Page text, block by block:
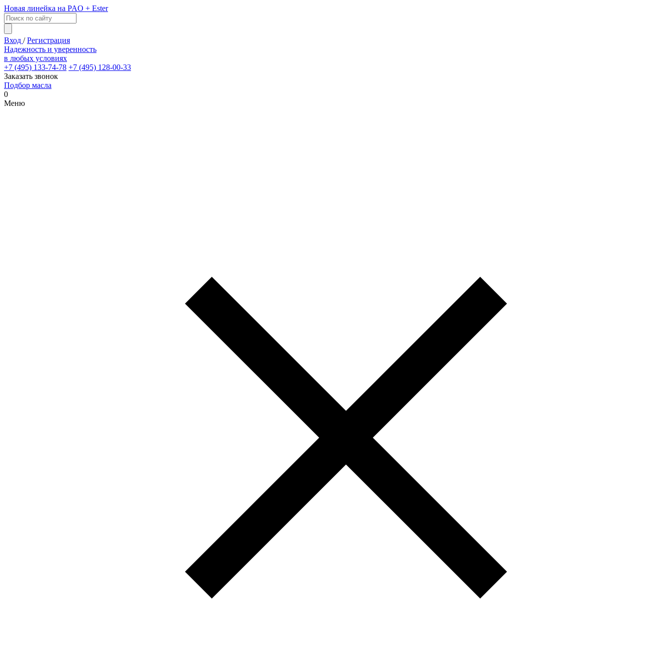
Новая линейка на PAO + Ester
Вход /Регистрация
Надежность и уверенность
в любых условиях
+7 (495) 133-74-78 +7 (495) 128-00-33
Заказать звонок
Подбор масла
0
Меню